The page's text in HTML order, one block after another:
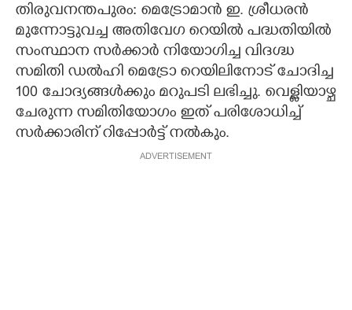
CARTOONS
LITERATURE
ZOOM
തിരുവനന്തപുരം: മെട്രോമാൻ ഇ. ശ്രീധരൻ
മുന്നോട്ടുവച്ച അതിവേഗ റെയിൽ പദ്ധതിയിൽ
സംസ്ഥാന സർക്കാർ നിയോഗിച്ച വിദഗ്ദ്ധ
സമിതി ഡൽഹി മെട്രോ റെയിലിനോട് ചോദിച്ച
100 ചോദ്യങ്ങൾക്കും മറുപടി ലഭിച്ചു. വെള്ളിയാഴ്ച
ചേരുന്ന സമിതിയോഗം ഇത് പരിശോധിച്ച്
സർക്കാരിന് റിപ്പോർട്ട് നൽകും.
ADVERTISEMENT